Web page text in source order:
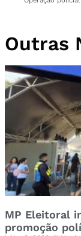
Outras
MP Eleitoral
promoção